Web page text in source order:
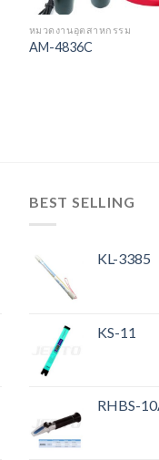
หมวดงานอุตสาหกรรม
AM-4836C
BEST SELLING
KL-3385
KS-11
RHBS-